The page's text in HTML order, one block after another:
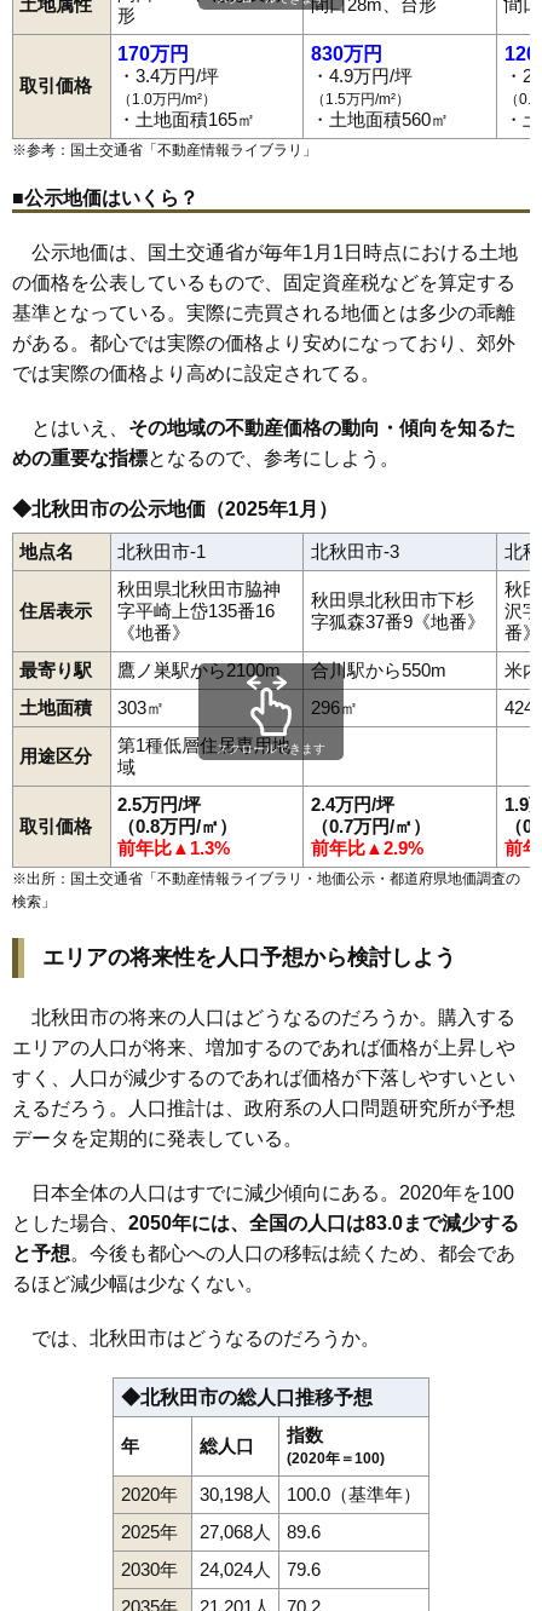
形
取引価格
170万円
・3.4万円/坪
（1.0万円/m²）
・土地面積165㎡
830万円
・4.9万円/坪
（1.5万円/m²）
・土地面積560㎡
120
・
（
・
※参考：国土交通省「不動産情報ライブラリ 」
■公示地価はいくら？
公示地価は、国土交通省が毎年1月1日時点における土地
の価格を公表しているもので、固定資産税などを算定する
基準となっている。実際に売買される地価とは多少の乖離
がある。都心では実際の価格より安めになっており、郊外
では実際の価格より高めに設定されてる。
とはいえ、 その地域の不動産価格の動向・傾向を知るた
めの重要な指標となるので、参考にしよう。
◆北秋田市の公示地価（2025年1月）
地点名 北秋田市-1 北秋田市-3 北
住居表示
秋田県北秋田市脇神
字平崎上岱135番16
《地番》
秋田県北秋田市下杉
字狐森37番9《地番》
秋
沢
番》
最寄り駅
鷹ノ巣駅から2100m 合川駅から550m
米
土地面積
303㎡ 296㎡ 424
用途区分
第1種低層住居専用地
域
取引価格
2.5万円/坪
（0.8万円/㎡）
前年比▲1.3%
2.4万円/坪
（0.7万円/㎡）
前年比▲2.9%
1.9
（
前
スクロールできます
※出所：国土交通省「不動産情報ライブラリ・地価公示・都道府県地価調査の
検索 」
エリアの将来性を人口予想から検討しよう
北秋田市の将来の人口はどうなるのだろうか。購入する
エリアの人口が将来、増加するのであれば価格が上昇しや
すく、人口が減少するのであれば価格が下落しやすいとい
えるだろう。人口推計は、政府系の人口問題研究所が予想
データを定期的に発表している。
日本全体の人口はすでに減少傾向にある。2020年を100
とした場合、 2050年には、全国の人口は83.0まで減少する
と予想。今後も都心への人口の移転は続くため、都会であ
るほど減少幅は少なくない。
では、北秋田市はどうなるのだろうか。
◆北秋田市の総人口推移予想
年 総人口
指数
(2020年＝100)
2020年 30,198人
100.0（基準年）
2025年
27,068人
89.6
2030年
24,024人
79.6
2035年
21,201人
70.2
今泉浦田 大町 材木町 下杉 鷹巣
七日市新田目八幡岱新田花園町羽根山東横町本城松葉町
前山駅 鷹ノ巣駅 西鷹巣駅 大野台駅 米内沢駅
桂瀬駅阿仁前田温泉駅阿仁合駅